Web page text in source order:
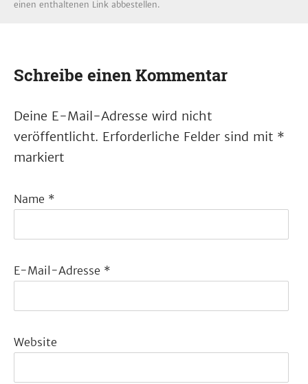
einen enthaltenen Link abbestellen.
Schreibe einen Kommentar
Deine E-Mail-Adresse wird nicht
veröffentlicht. Erforderliche Felder sind mit *
markiert
Name *
E-Mail-Adresse *
Website